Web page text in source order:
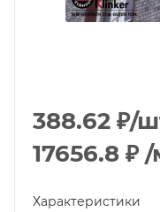
388.62 ₽/
17656.8 ₽ /
Характеристики